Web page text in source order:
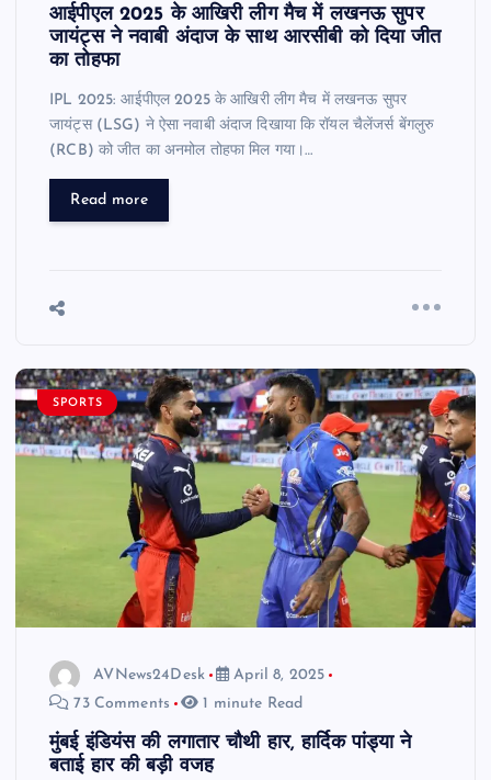
आईपीएल 2025 के आखिरी लीग मैच में लखनऊ सुपर
जायंट्स ने नवाबी अंदाज के साथ आरसीबी को दिया जीत
का तोहफा
IPL 2025: आईपीएल 2025 के आखिरी लीग मैच में लखनऊ सुपर
जायंट्स (LSG) ने ऐसा नवाबी अंदाज दिखाया कि रॉयल चैलेंजर्स बेंगलुरु
(RCB) को जीत का अनमोल तोहफा मिल गया।…
Read more
SPORTS
AVNews24Desk
April 8, 2025
73 Comments
1 minute Read
मुंबई इंडियंस की लगातार चौथी हार, हार्दिक पांड्या ने
बताई हार की बड़ी वजह